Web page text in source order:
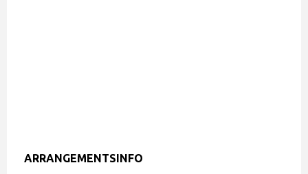
ARRANGEMENTSINFO